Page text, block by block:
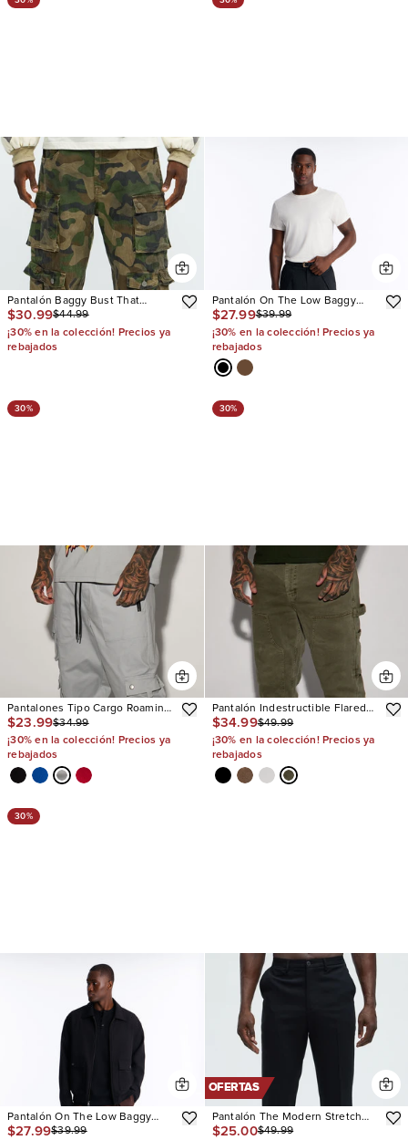
Pantalón Baggy Bust That
Mission Cargo
$30.99$44.99
¡30% en la colección! Precios ya
rebajados
Pantalón On The Low Baggy
Pleated
$27.99$39.99
¡30% en la colección! Precios ya
rebajados
30%
Pantalones Tipo Cargo Roaming
Twill
$23.99$34.99
¡30% en la colección! Precios ya
rebajados
30%
Pantalón Indestructible Flared
Carpenter
$34.99$49.99
¡30% en la colección! Precios ya
rebajados
30%
Pantalón On The Low Baggy
Pleated
$27.99$39.99
OFERTAS
Pantalón The Modern Stretch
Slim
$25.00$49.99